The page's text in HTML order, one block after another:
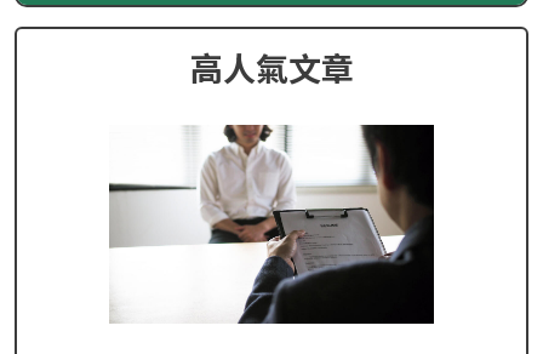
高人氣文章